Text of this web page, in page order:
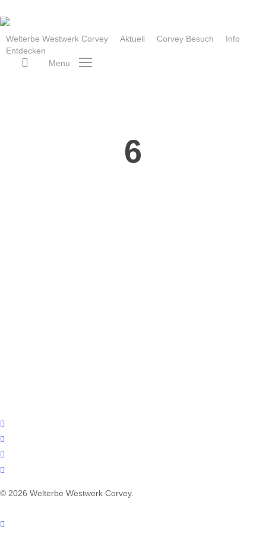
to
main
content
Welterbe Westwerk Corvey Aktuell Corvey Besuch
Info
Entdecken
search
Menu
6
facebook
youtube
instagram
email
© 2026 Welterbe Westwerk Corvey.